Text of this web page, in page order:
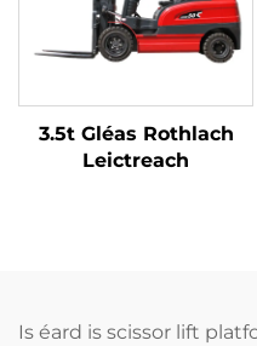
3.5t Gléas Rothlach
Leictreach
Is éard is scissor lift